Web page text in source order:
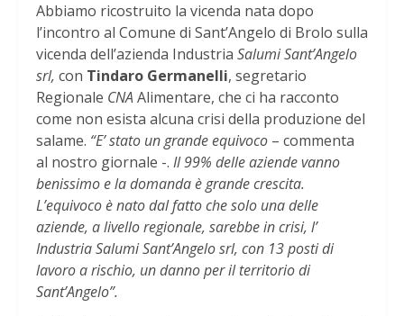
Abbiamo ricostruito la vicenda nata dopo
l’incontro al Comune di Sant’Angelo di Brolo sulla
vicenda dell’azienda Industria Salumi Sant’Angelo
srl, con Tindaro Germanelli, segretario
Regionale CNA Alimentare, che ci ha racconto
come non esista alcuna crisi della produzione del
salame. “E’ stato un grande equivoco – commenta
al nostro giornale -. Il 99% delle aziende vanno
benissimo e la domanda è grande crescita.
L’equivoco è nato dal fatto che solo una delle
aziende, a livello regionale, sarebbe in crisi, l’
Industria Salumi Sant’Angelo srl, con 13 posti di
lavoro a rischio, un danno per il territorio di
Sant’Angelo”.